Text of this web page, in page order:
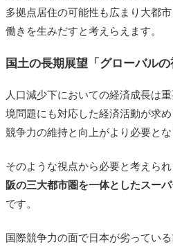
多拠点居住の可能性も広まり大都
働きを生みだすと考えらえます。
国土の長期展望「グローバルの
人口減少下においての経済成長は
境問題にも対応した経済活動が求
競争力の維持と向上がより必要とな
そのような視点から必要と考えられ
阪の三大都市圏を一体としたスー
です。
国際競争力の面で日本が劣ってい